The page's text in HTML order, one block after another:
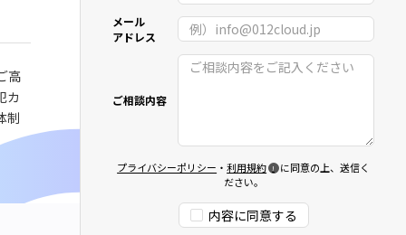
高
カ
制
メール
アドレス
ご相談内容
プライバシーポリシー ・利用規約
に同意の上、送信く
ださい。
内容に同意する